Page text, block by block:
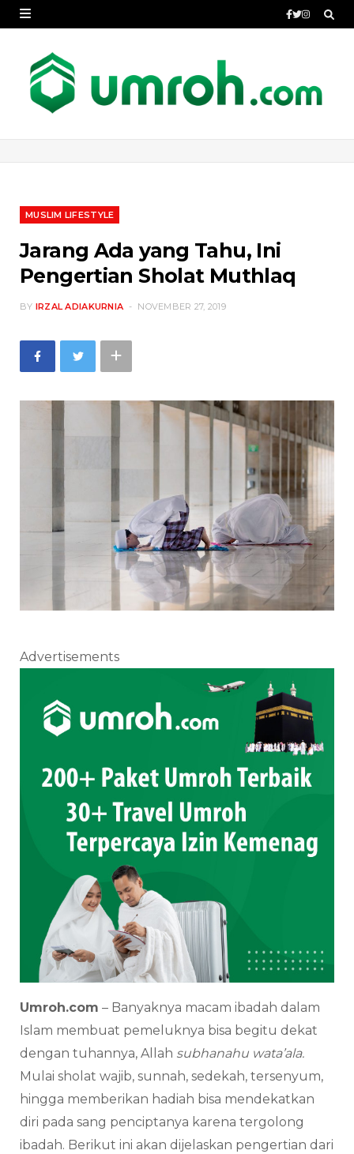
MUSLIM LIFESTYLE
Jarang Ada yang Tahu, Ini
Pengertian Sholat Muthlaq
BY IRZAL ADIAKURNIA NOVEMBER 27, 2019
Advertisements
Umroh.com – Banyaknya macam ibadah dalam
Islam membuat pemeluknya bisa begitu dekat
dengan tuhannya, Allah subhanahu wata’ala.
Mulai sholat wajib, sunnah, sedekah, tersenyum,
hingga memberikan hadiah bisa mendekatkan
diri pada sang penciptanya karena tergolong
ibadah. Berikut ini akan dijelaskan pengertian dari